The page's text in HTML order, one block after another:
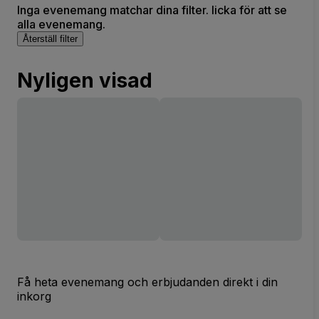
Inga evenemang matchar dina filter. licka för att se
alla evenemang.
Återställ filter
Nyligen visad
Få heta evenemang och erbjudanden direkt i din
inkorg